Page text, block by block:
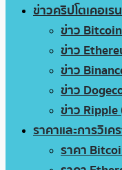
ข่าวคริปโตเคอเร
ข่าว Bitcoin
ข่าว
ข่าว
ข่าว
ข่าว Ripple
ราคาและการวิเค
ราคา